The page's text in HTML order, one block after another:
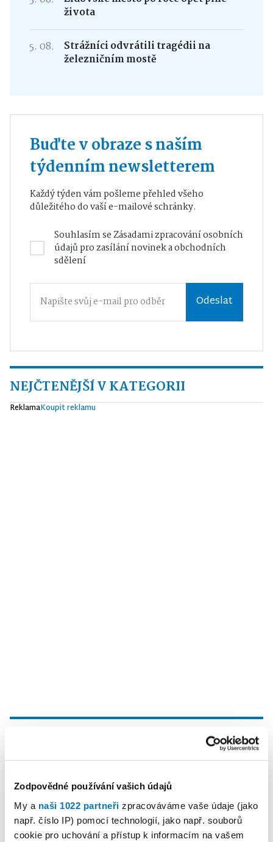
Zodpovědné používání vašich údajů
My a naši 1022 partneři zpracováváme vaše údaje (jako
např. číslo IP) pomocí technologií, jako např. souborů
cookie pro uchování a přístup k informacím na vašem
života
5. 08.
Strážníci odvrátili tragédii na
železničním mostě
Buďte v obraze s naším
týdenním newsletterem
Každý týden vám pošleme přehled všeho
důležitého do vaší e-mailové schránky.
Souhlasím seZásadami zpracování osobních
údajůpro zasílání novinek a obchodních
sdělení
Odeslat
NEJČTENĚJŠÍ V KATEGORII
ReklamaKoupit reklamu
Další